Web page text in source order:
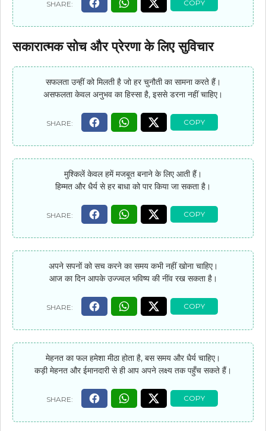
सकारात्मक सोच और प्रेरणा के लिए सुविचार
सफलता उन्हीं को मिलती है जो हर चुनौती का सामना करते हैं।
असफलता केवल अनुभव का हिस्सा है, इससे डरना नहीं चाहिए।
मुश्किलें केवल हमें मजबूत बनाने के लिए आती हैं।
हिम्मत और धैर्य से हर बाधा को पार किया जा सकता है।
अपने सपनों को सच करने का समय कभी नहीं खोना चाहिए।
आज का दिन आपके उज्ज्वल भविष्य की नींव रख सकता है।
मेहनत का फल हमेशा मीठा होता है, बस समय और धैर्य चाहिए।
कड़ी मेहनत और ईमानदारी से ही आप अपने लक्ष्य तक पहुँच सकते हैं।